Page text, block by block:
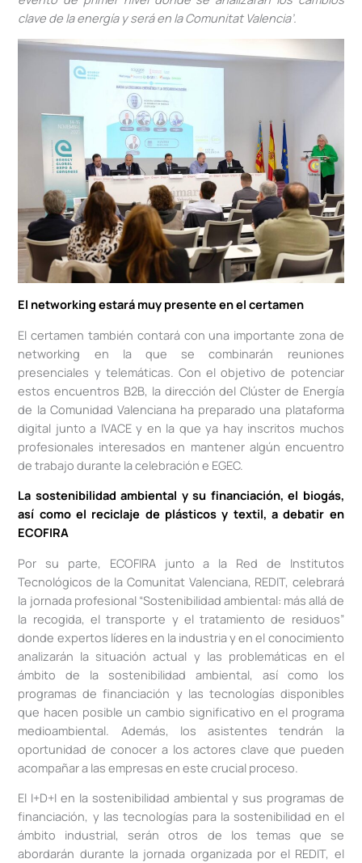
clave de la energía y será en la Comunitat Valencia’.
El networking estará muy presente en el certamen
El certamen también contará con una importante zona de
networking en la que se combinarán reuniones
presenciales y telemáticas. Con el objetivo de potenciar
estos encuentros B2B, la dirección del Clúster de Energía
de la Comunidad Valenciana ha preparado una plataforma
digital junto a IVACE y en la que ya hay inscritos muchos
profesionales interesados en mantener algún encuentro
de trabajo durante la celebración e EGEC.
La sostenibilidad ambiental y su financiación, el biogás,
así como el reciclaje de plásticos y textil, a debatir en
ECOFIRA
Por su parte, ECOFIRA junto a la Red de Institutos
Tecnológicos de la Comunitat Valenciana, REDIT, celebrará
la jornada profesional “Sostenibilidad ambiental: más allá de
la recogida, el transporte y el tratamiento de residuos”
donde expertos líderes en la industria y en el conocimiento
analizarán la situación actual y las problemáticas en el
ámbito de la sostenibilidad ambiental, así como los
programas de financiación y las tecnologías disponibles
que hacen posible un cambio significativo en el programa
medioambiental. Además, los asistentes tendrán la
oportunidad de conocer a los actores clave que pueden
acompañar a las empresas en este crucial proceso.
El I+D+I en la sostenibilidad ambiental y sus programas de
financiación, y las tecnologías para la sostenibilidad en el
ámbito industrial, serán otros de los temas que se
abordarán durante la jornada organizada por el REDIT, el